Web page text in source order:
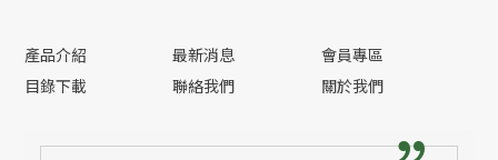
產品介紹 最新消息
會員專區
目錄下載
聯絡我們 關於我們